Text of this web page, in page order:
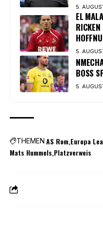
5.
EL
5.
BOSS
5.
THEMEN AS Rom Europa
Mats Hummels Platzverweis